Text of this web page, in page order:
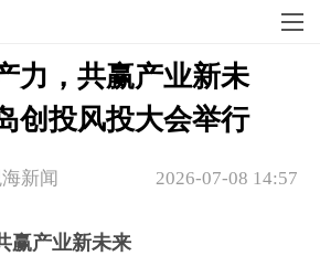
力，共赢产业新未
创投风投大会举行
2026-07-08 14:57
新闻
赢产业新未来